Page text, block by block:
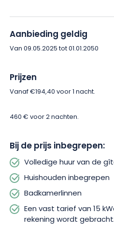
de Revemont en trakteer jezelf
in deze ongewone cocon in het
Deze gîte ligt op 100m van een
van de lente tot de herfst te huur is.
Aanbieding geldig
Van 09.05.2025 tot 01.01.2050
Prijzen
Vanaf €194,40 voor 1 nacht.
460 € voor 2 nachten.
Bij de prijs inbegrepen:
Volledige huur van de
Huishouden inbegrepen
Badkamerlinnen
Een vast tarief van 15
rekening wordt gebracht.